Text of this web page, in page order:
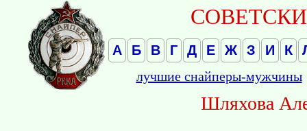
А Б В Г Д Е Ж З И К
лучшие снайперы-мужчины
Шляхова